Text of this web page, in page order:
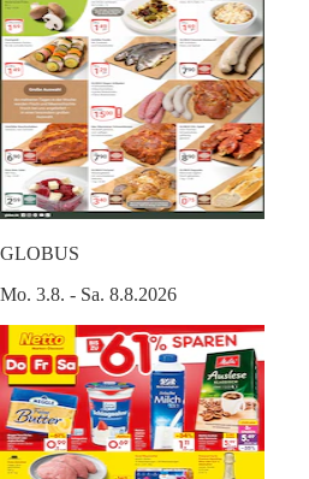
GLOBUS
Mo. 3.8. - Sa. 8.8.2026